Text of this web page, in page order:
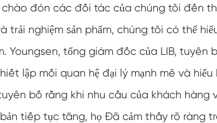
Buồng nhiệt
Buồng ổn
Buồng kiểm
chào đón các đối tác của chúng tôi đến
trải nghiệm sản phẩm, chúng tôi có thể
Youngsen, tổng giám đốc của LIB, tuyên
lập mối quan hệ đại lý mạnh mẽ và
bố rằng khi nhu cầu của khách hàng
tiếp tục tăng, họ Đã cảm thấy rõ ràng